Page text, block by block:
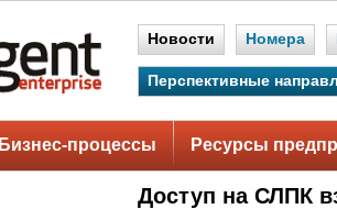
Новости Номера
Перспективные
Бизнес-процессы Ресурсы
Доступ на СЛПК